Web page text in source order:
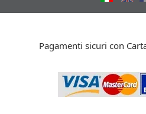
Pagamenti sicuri con